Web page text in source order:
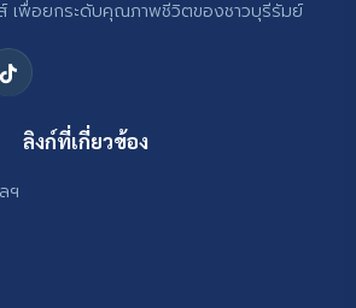
เพื่อยกระดับคุณภาพชีวิตของชาวบุรีรัมย์
ลิงก์ที่เกี่ยวข้อง
ฯ